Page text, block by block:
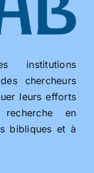
institutions
chercheurs
leurs efforts
en
bibliques et à